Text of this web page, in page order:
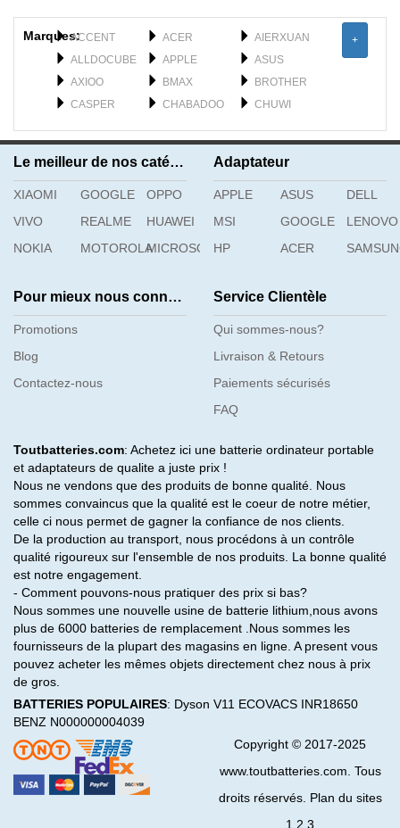
Marques:ACCENT ACER
AIERXUAN
ALLDOCUBE
APPLE
ASUS
AXIOO
BMAX
BROTHER
CASPER
CHABADOO
CHUWI
GETAC
GFL
GIGABYTE
H3C
HAIER
HASEE
+
Le meilleur de nos catégories
XIAOMI GOOGLE
OPPO
VIVO
REALME
HUAWEI
NOKIA
MOTOROLAMICROSOFT
Adaptateur
APPLE ASUS
DELL
MSI
GOOGLE
LENOVO
HP
ACER
Pour mieux nous connaître
Promotions
Blog
Contactez-nous
Service Clientèle
Qui sommes-nous?
Livraison & Retours
Paiements sécurisés
FAQ
Toutbatteries.com: Achetez ici une batterie ordinateur portable
et adaptateurs de qualite a juste prix !
Nous ne vendons que des produits de bonne qualité. Nous
sommes convaincus que la qualité est le coeur de notre métier,
celle ci nous permet de gagner la confiance de nos clients.
De la production au transport, nous procédons à un contrôle
qualité rigoureux sur l'ensemble de nos produits. La bonne qualité
est notre engagement.
- Comment pouvons-nous pratiquer des prix si bas?
Nous sommes une nouvelle usine de batterie lithium,nous avons
plus de 6000 batteries de remplacement .Nous sommes les
fournisseurs de la plupart des magasins en ligne. A present vous
pouvez acheter les mêmes objets directement chez nous à prix
de gros.
BATTERIES POPULAIRES: Dyson V11 ECOVACS INR18650
BENZ N000000004039
Copyright © 2017-2025
www.toutbatteries.com. Tous
droits réservés. Plan du sites
1 2 3